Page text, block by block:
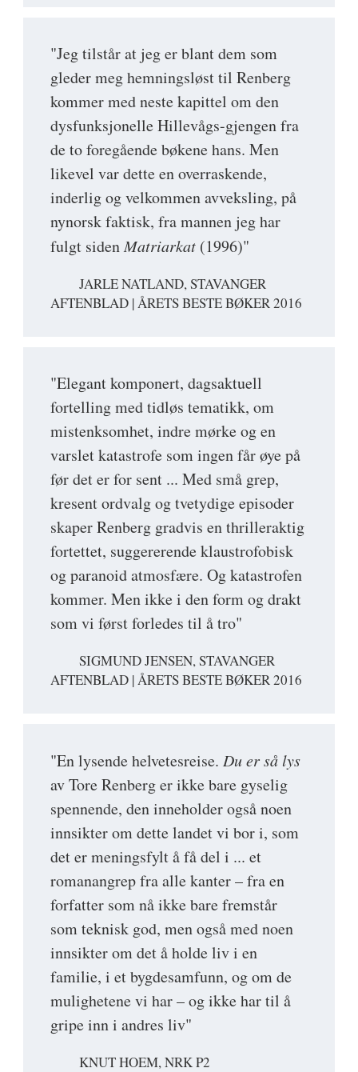
"Jeg tilstår at jeg er blant dem som
gleder meg hemningsløst til Renberg
kommer med neste kapittel om den
dysfunksjonelle Hillevågs-gjengen fra
de to foregående bøkene hans. Men
likevel var dette en overraskende,
inderlig og velkommen avveksling, på
nynorsk faktisk, fra mannen jeg har
fulgt sidenMatriarkat (1996)"
JARLE NATLAND, STAVANGER
AFTENBLAD | ÅRETS BESTE BØKER 2016
"Elegant komponert, dagsaktuell
fortelling med tidløs tematikk, om
mistenksomhet, indre mørke og en
varslet katastrofe som ingen får øye på
før det er for sent ... Med små grep,
kresent ordvalg og tvetydige episoder
skaper Renberg gradvis en thrilleraktig
fortettet, suggererende klaustrofobisk
og paranoid atmosfære. Og katastrofen
kommer. Men ikke i den form og drakt
som vi først forledes til å tro"
SIGMUND JENSEN, STAVANGER
AFTENBLAD | ÅRETS BESTE BØKER 2016
"En lysende helvetesreise. Du er så lys
av Tore Renberg er ikke bare gyselig
spennende, den inneholder også noen
innsikter om dette landet vi bor i, som
det er meningsfylt å få del i ... et
romanangrep fra alle kanter – fra en
forfatter som nå ikke bare fremstår
som teknisk god, men også med noen
innsikter om det å holde liv i en
familie, i et bygdesamfunn, og om de
mulighetene vi har – og ikke har til å
gripe inn i andres liv"
KNUT HOEM, NRK P2